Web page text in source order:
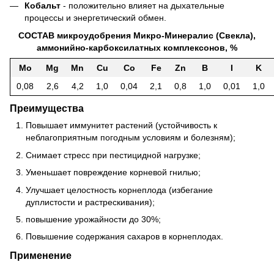
Кобальт - положительно влияет на дыхательные
процессы и энергетический обмен.
СОСТАВ микроудобрения Микро-Минералис (Свекла),
аммонийно-карбоксилатных комплексонов, %
Mo Mg Mn Cu Co Fe Zn B I
K
0,08
2,6 4,2 1,0 0,04 2,1 0,8 1,0 0,01 1,0
Преимущества
Повышает иммунитет растений (устойчивость к
неблагоприятным погодным условиям и болезням);
Снимает стресс при пестицидной нагрузке;
Уменьшает повреждение корневой гнилью;
Улучшает целостность корнеплода (избегание
дуплистости и растрескивания);
повышение урожайности до 30%;
Повышение содержания сахаров в корнеплодах.
Применение